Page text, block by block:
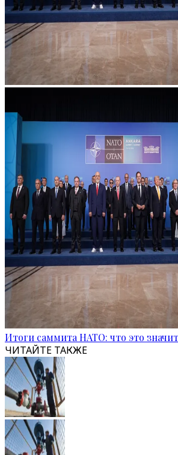
Итоги саммита НАТО: что это
ЧИТАЙТЕ ТАКЖЕ